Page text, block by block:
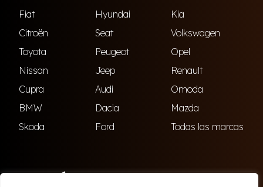
Fiat Hyundai
Kia
Citroën
Seat
Volkswagen
Toyota
Peugeot
Opel
Nissan
Jeep
Renault
Cupra
Audi
Omoda
BMW
Dacia
Mazda
Skoda
Ford Todas las marcas